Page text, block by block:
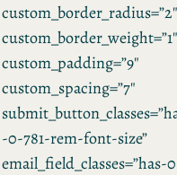
custom_border_radius=”2″
custom_border_weight=”1″
custom_padding=”9″
custom_spacing=”7″
-0-781-rem-font-size”
email_field_classes=”has-